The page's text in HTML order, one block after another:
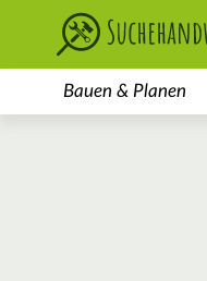
Bauen & Planen